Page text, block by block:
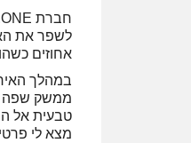
אחוזים
ממשק שפה